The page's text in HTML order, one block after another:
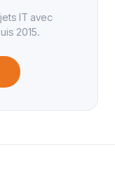
IT avec
2015.